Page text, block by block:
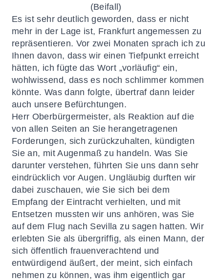
(Beifall)
Es ist sehr deutlich geworden, dass er nicht
mehr in der Lage ist, Frankfurt angemessen zu
repräsentieren. Vor zwei Monaten sprach ich zu
Ihnen davon, dass wir einen Tiefpunkt erreicht
hätten, ich fügte das Wort „vorläufig“ ein,
wohlwissend, dass es noch schlimmer kommen
könnte. Was dann folgte, übertraf dann leider
auch unsere Befürchtungen.
Herr Oberbürgermeister, als Reaktion auf die
von allen Seiten an Sie herangetragenen
Forderungen, sich zurückzuhalten, kündigten
Sie an, mit Augenmaß zu handeln. Was Sie
darunter verstehen, führten Sie uns dann sehr
eindrücklich vor Augen. Ungläubig durften wir
dabei zuschauen, wie Sie sich bei dem
Empfang der Eintracht verhielten, und mit
Entsetzen mussten wir uns anhören, was Sie
auf dem Flug nach Sevilla zu sagen hatten. Wir
erlebten Sie als übergriffig, als einen Mann, der
sich öffentlich frauenverachtend und
entwürdigend äußert, der meint, sich einfach
nehmen zu können, was ihm eigentlich gar